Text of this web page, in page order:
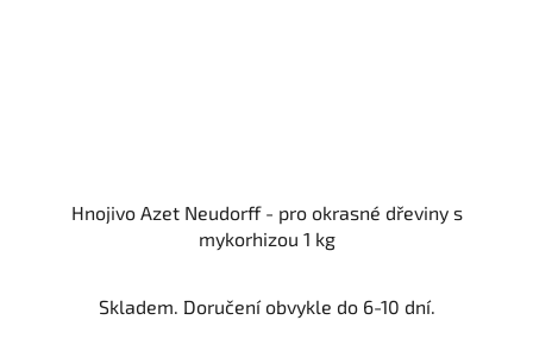
Hnojivo Azet Neudorff - pro okrasné dřeviny s
mykorhizou 1 kg
Skladem. Doručení obvykle do 6-10 dní.